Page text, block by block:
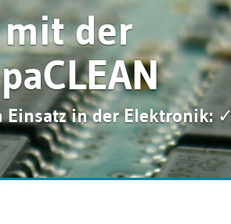
der
Einsatz in der Elektronik: ✓